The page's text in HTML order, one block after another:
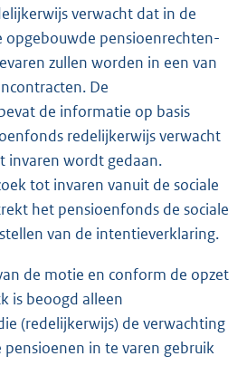
verwacht dat in de
pensioenrechten-
zullen worden in een van
De
de informatie op basis
redelijkerwijs verwacht
invaren wordt gedaan.
tot invaren vanuit de sociale
het pensioenfonds de sociale
van de intentieverklaring.
de motie en conform de opzet
is beoogd alleen
(redelijkerwijs) de verwachting
in te varen gebruik